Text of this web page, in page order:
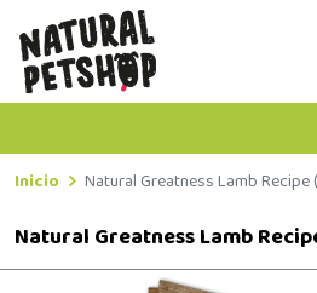
Inicio Natural Greatness Lamb Recipe
Natural Greatness Lamb